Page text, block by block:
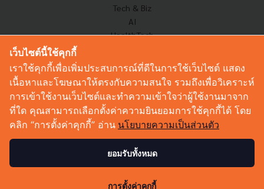
Tech & Biz
AI
HealthTech
Corp Innov
Saucy Thoughts
Based On
Sustainable
Videos
Podcast
© Copyright 2026 :Techsauce All rights reserved.
เว็บไซต์นี้ใช้คุกกี้
เราใช้คุกกี้เพื่อเพิ่มประสบการณ์ที่ดีในการใช้เว็บไซต์ แสดง
เนื้อหาและโฆษณาให้ตรงกับความสนใจ รวมถึงเพื่อวิเคราะห์
การเข้าใช้งานเว็บไซต์และทำความเข้าใจว่าผู้ใช้งานมาจาก
ที่ใด คุณสามารถเลือกตั้งค่าความยินยอมการใช้คุกกี้ได้ โดย
คลิก “การตั้งค่าคุกกี้” อ่าน นโยบายความเป็นส่วนตัว
ยอมรับทั้งหมด
การตั้งค่าคุกกี้